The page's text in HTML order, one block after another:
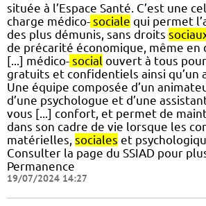
située à l’Espace Santé. C’est une
charge médico- sociale qui permet
des plus démunis, sans droits
de précarité économique, même en
[...] médico- social ouvert à tous
gratuits et confidentiels ainsi qu’un
Une équipe composée d’un
d’une psychologue et d’une
vous [...] confort, et permet de
dans son cadre de vie lorsque les
matérielles, sociales et
Consulter la page du SSIAD pour
Permanence
19/07/2024 14:27